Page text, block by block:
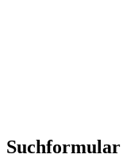
Suchformular